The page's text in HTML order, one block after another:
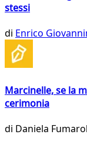
stessi
di Enrico
Marcinelle, se la
cerimonia
di Daniela